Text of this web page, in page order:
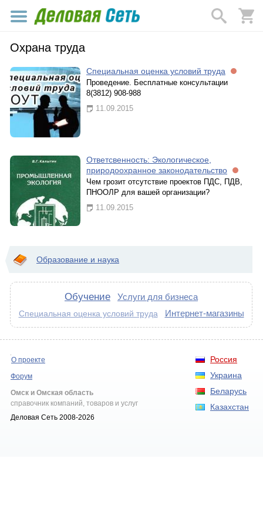
Охрана труда
Специальная оценка условий труда
Проведение. Бесплатные консультации
8(3812) 908-988
11.09.2015
Ответсвенность: Экологическое,
природоохранное законодательство
Чем грозит отсутствие проектов ПДС, ПДВ,
ПНООЛР для вашей организации?
11.09.2015
Образование и наука
Обучение Услуги для бизнеса
Специальная оценка условий труда Интернет-магазины
Россия
Украина
Беларусь
Казахстан
О проекте
Форум
Омск и Омская область
справочник компаний, товаров и услуг
Деловая Сеть 2008-2026